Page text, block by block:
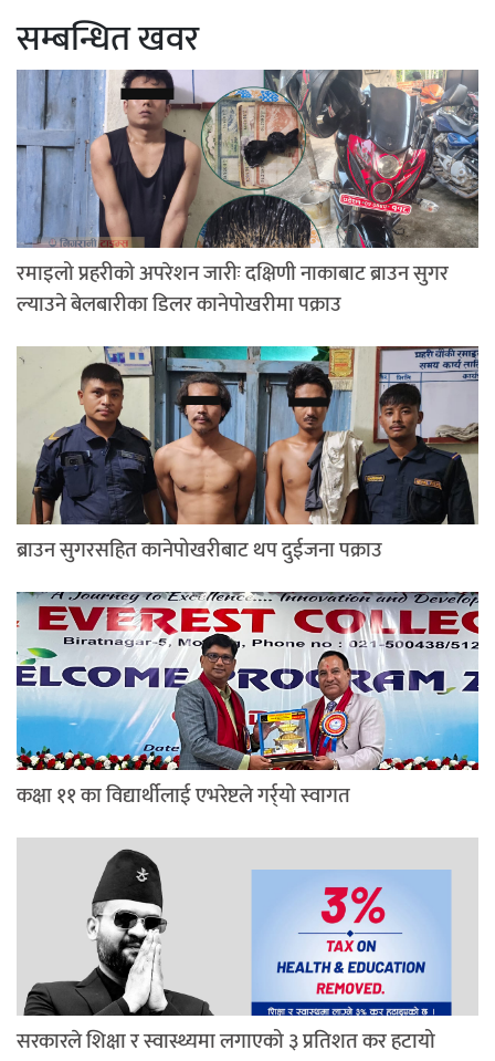
सम्बन्धित खवर
रमाइलो प्रहरीको अपरेशन जारीः दक्षिणी नाकाबाट ब्राउन सुगर
ल्याउने बेलबारीका डिलर कानेपोखरीमा पक्राउ
ब्राउन सुगरसहित कानेपोखरीबाट थप दुईजना पक्राउ
कक्षा ११ का विद्यार्थीलाई एभरेष्टले गर्र्यो स्वागत
सरकारले शिक्षा र स्वास्थ्यमा लगाएको ३ प्रतिशत कर हटायो